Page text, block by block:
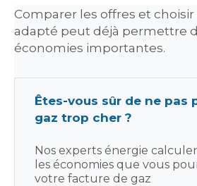
Comparer les offres et
adapté peut déjà permettre
économies importantes.
Êtes-vous sûr de ne pas
gaz trop cher ?
Nos experts énergie
les économies que vous
votre facture de gaz